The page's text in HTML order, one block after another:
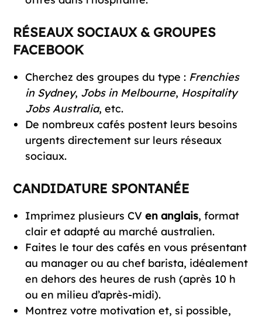
RÉSEAUX SOCIAUX & GROUPES
FACEBOOK
Cherchez des groupes du type : Frenchies
in Sydney, Jobs in Melbourne, Hospitality
Jobs Australia, etc.
De nombreux cafés postent leurs besoins
urgents directement sur leurs réseaux
sociaux.
CANDIDATURE SPONTANÉE
Imprimez plusieurs CV en anglais, format
clair et adapté au marché australien.
Faites le tour des cafés en vous présentant
au manager ou au chef barista, idéalement
en dehors des heures de rush (après 10 h
ou en milieu d’après-midi).
Montrez votre motivation et, si possible,